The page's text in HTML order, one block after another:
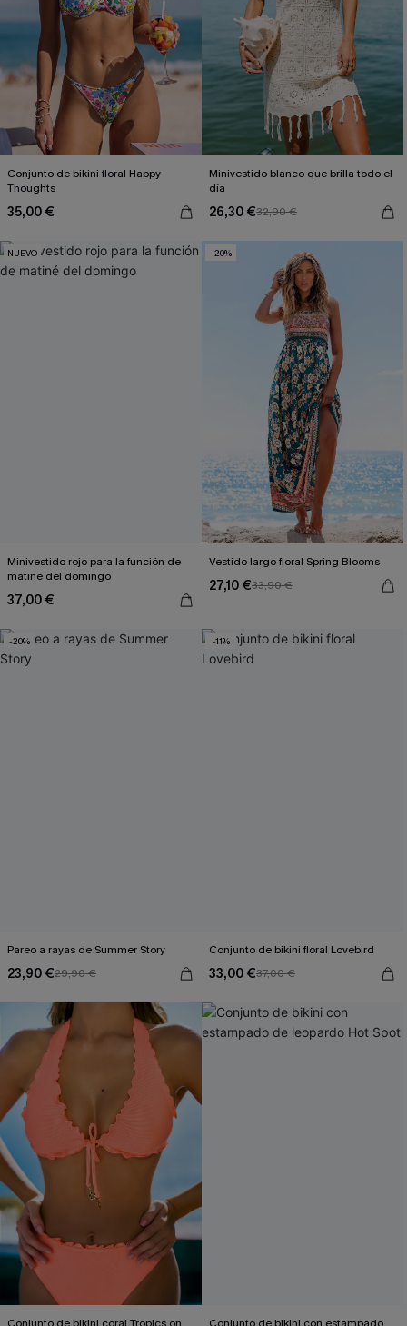
Conjunto de bikini floral Happy
Thoughts
35,00 €
Minivestido blanco que brilla todo el
día
26,30 €32,90 €
NUEVO
Minivestido rojo para la función de
matiné del domingo
37,00 €
-20%
Vestido largo floral Spring Blooms
27,10 €33,90 €
-20%
Pareo a rayas de Summer Story
23,90 €29,90 €
-11%
Conjunto de bikini floral Lovebird
33,00 €37,00 €